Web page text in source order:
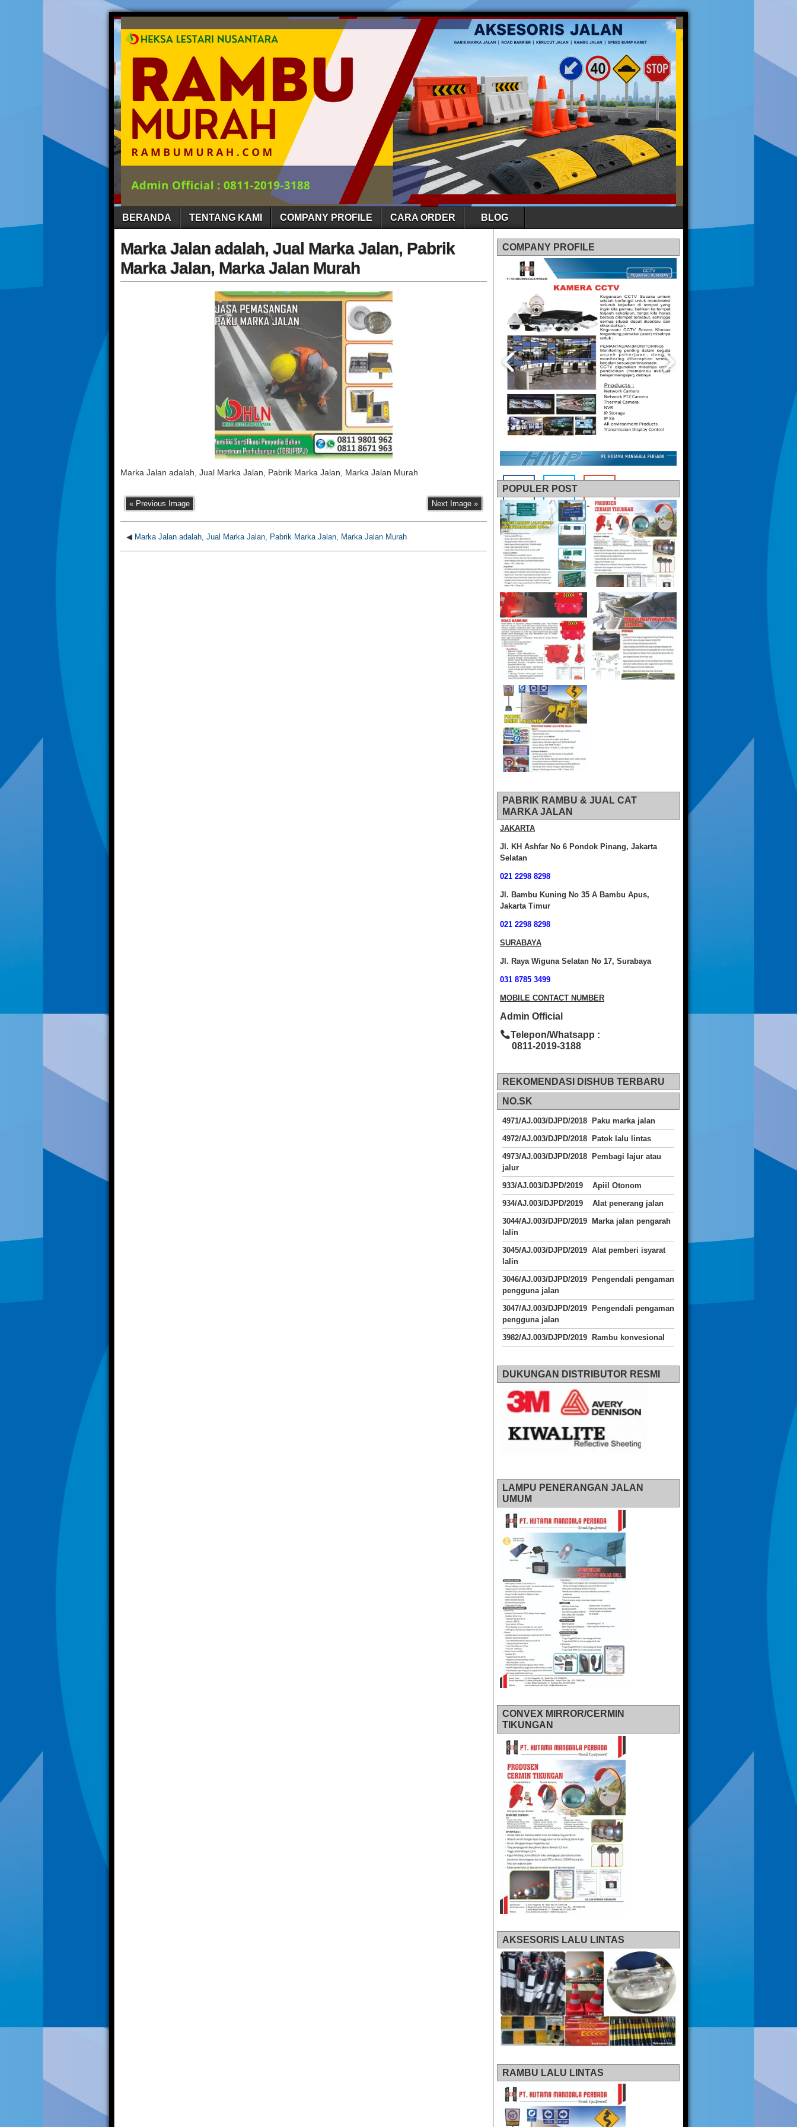
BERANDA TENTANG KAMI COMPANY PROFILE CARA ORDER BLOG
Marka Jalan adalah, Jual Marka Jalan, Pabrik
Marka Jalan, Marka Jalan Murah
Marka Jalan adalah, Jual Marka Jalan, Pabrik Marka Jalan, Marka Jalan Murah
« Previous Image Next Image »
◀ Marka Jalan adalah, Jual Marka Jalan, Pabrik Marka Jalan, Marka Jalan Murah
COMPANY PROFILE
POPULER POST
PABRIK RAMBU & JUAL CAT
MARKA JALAN
JAKARTA
Jl. KH Ashfar No 6 Pondok Pinang, Jakarta
Selatan
021 2298 8298
Jl. Bambu Kuning No 35 A Bambu Apus,
Jakarta Timur
021 2298 8298
SURABAYA
Jl. Raya Wiguna Selatan No 17, Surabaya
031 8785 3499
MOBILE CONTACT NUMBER
Admin Official
Telepon/Whatsapp :
0811-2019-3188
REKOMENDASI DISHUB TERBARU
NO.SK
4971/AJ.003/DJPD/2018 Paku marka jalan
4972/AJ.003/DJPD/2018 Patok lalu lintas
4973/AJ.003/DJPD/2018
Pembagi lajur atau
jalur
933/AJ.003/DJPD/2019 Apiil Otonom
934/AJ.003/DJPD/2019 Alat penerang jalan
3044/AJ.003/DJPD/2019 Marka jalan pengarah
lalin
3045/AJ.003/DJPD/2019 Alat pemberi isyarat
lalin
3046/AJ.003/DJPD/2019 Pengendali pengaman
pengguna jalan
3047/AJ.003/DJPD/2019 Pengendali pengaman
pengguna jalan
3982/AJ.003/DJPD/2019 Rambu konvesional
DUKUNGAN DISTRIBUTOR RESMI
LAMPU PENERANGAN JALAN
UMUM
CONVEX MIRROR/CERMIN
TIKUNGAN
AKSESORIS LALU LINTAS
RAMBU LALU LINTAS